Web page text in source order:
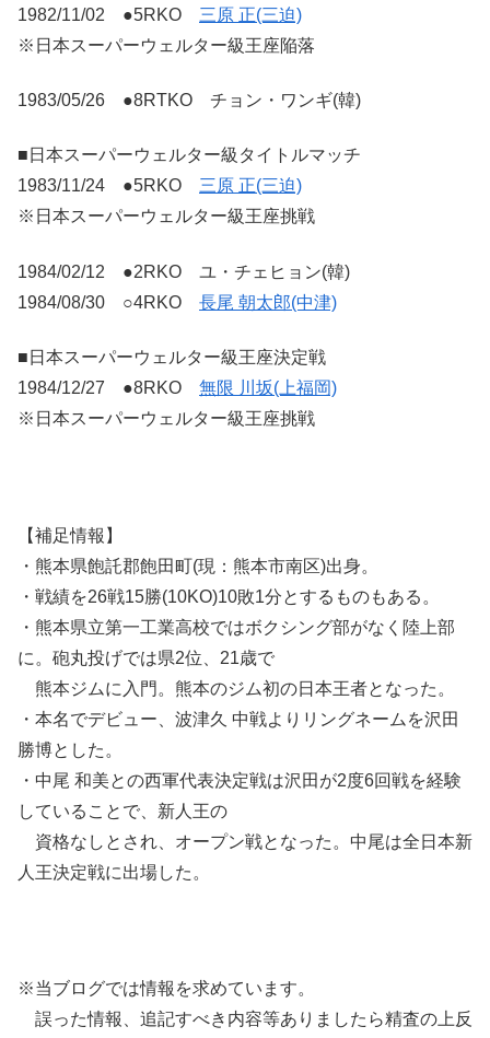
1982/11/02 ●5RKO 三原 正(三迫)
※日本スーパーウェルター級王座陥落
1983/05/26 ●8RTKO チョン・ワンギ(韓)
■日本スーパーウェルター級タイトルマッチ
1983/11/24 ●5RKO 三原 正(三迫)
※日本スーパーウェルター級王座挑戦
1984/02/12 ●2RKO ユ・チェヒョン(韓)
1984/08/30 ○4RKO 長尾 朝太郎(中津)
■日本スーパーウェルター級王座決定戦
1984/12/27 ●8RKO 無限 川坂(上福岡)
※日本スーパーウェルター級王座挑戦
【補足情報】
・熊本県飽託郡飽田町(現：熊本市南区)出身。
・戦績を26戦15勝(10KO)10敗1分とするものもある。
・熊本県立第一工業高校ではボクシング部がなく陸上部
に。砲丸投げでは県2位、21歳で
熊本ジムに入門。熊本のジム初の日本王者となった。
・本名でデビュー、波津久 中戦よりリングネームを沢田
勝博とした。
・中尾 和美との西軍代表決定戦は沢田が2度6回戦を経験
していることで、新人王の
資格なしとされ、オープン戦となった。中尾は全日本新
人王決定戦に出場した。
※当ブログでは情報を求めています。
誤った情報、追記すべき内容等ありましたら精査の上反